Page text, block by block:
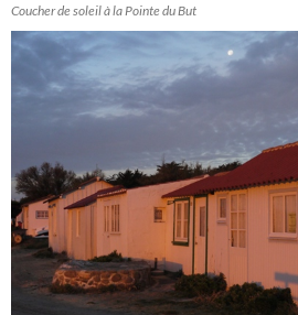
Coucher de soleil à la Pointe du But